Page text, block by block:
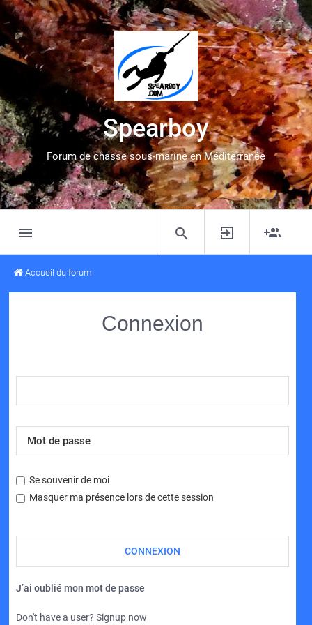
Spearboy
Forum de chasse sous-marine en Méditerranée
Accueil du forum
Connexion
Se souvenir de moi
Masquer ma présence lors de cette session
J’ai oublié mon mot de passe
Don't have a user? Signup now